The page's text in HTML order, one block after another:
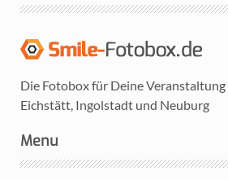
Die Fotobox für Deine Veranstaltung
Eichstätt, Ingolstadt und Neuburg
Menu